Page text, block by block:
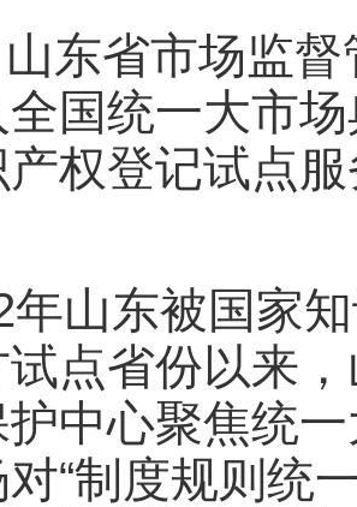
东省市场监
国统一大市
权登记试点
年山东被国家
点省份以来
中心聚焦统
“制度规则统